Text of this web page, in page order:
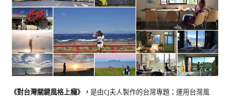
《對台灣關鍵風格上癮》 ， 是由CJ夫人製作的台灣專題；運用台灣風